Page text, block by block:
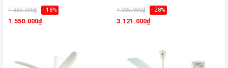
1.880.000₫ - 18%
1.550.000₫
4.335.000₫ - 28%
3.121.000₫